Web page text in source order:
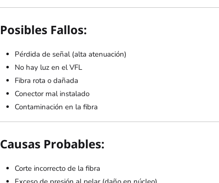
Posibles Fallos:
Pérdida de señal (alta atenuación)
No hay luz en el VFL
Fibra rota o dañada
Conector mal instalado
Contaminación en la fibra
Causas Probables:
Corte incorrecto de la fibra